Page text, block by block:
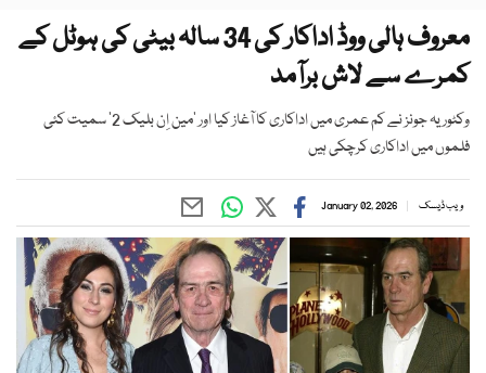
معروف ہالی ووڈ اداکار کی 34 سالہ بیٹی کی ہوٹل کے
کمرے سے لاش برآمد
وکٹوریہ جونز نے کم عمری میں اداکاری کا آغاز کیا اور ’مین اِن بلیک 2‘ سمیت کئی
فلموں میں اداکاری کرچکی ہیں
ویب ڈیسک January 02, 2026